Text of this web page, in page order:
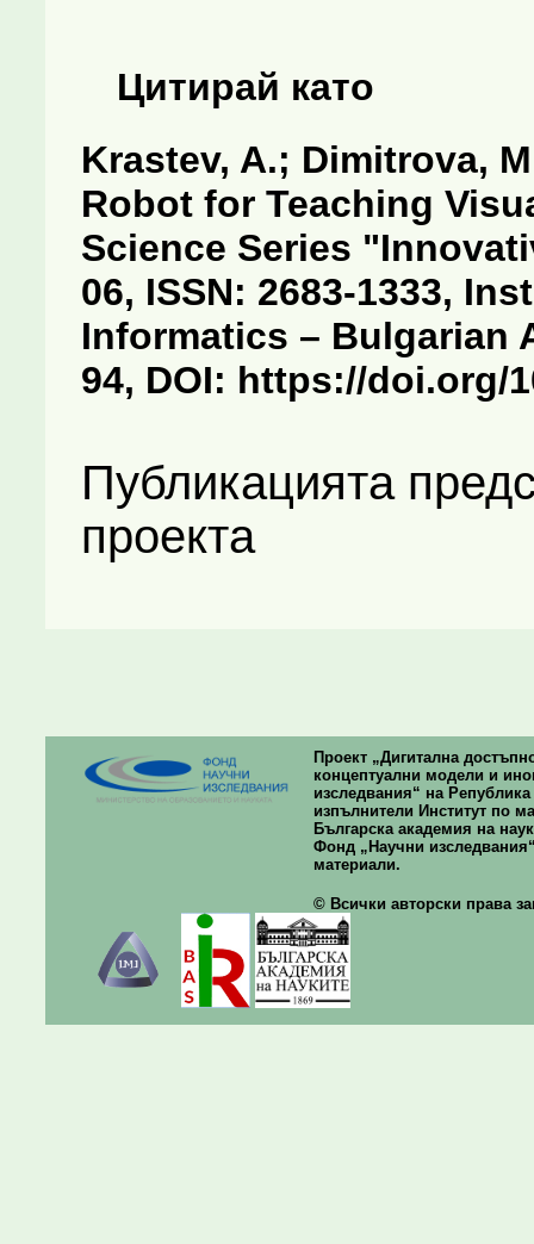
Цитирай като
Krastev, A.; Dimitrova,
Robot for Teaching
Science Series
06, ISSN: 2683-1333,
Informatics – Bulgarian
94, DOI: https://doi.org/
Публикацията
проекта
Проект „Дигитална
концептуални модели и
изследвания“ на
изпълнители Институт по
Българска академия на
Фонд „Научни
материали.
© Всички авторски права